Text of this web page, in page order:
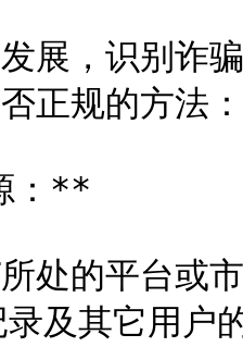
展，识别诈
正规的方法：
：**
处的平台或
及其它用户